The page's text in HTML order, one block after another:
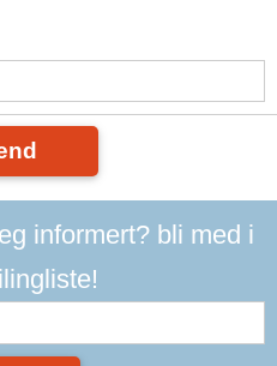
informert? bli med i